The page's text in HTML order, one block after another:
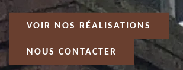
VOIR NOS RÉALISATIONS
NOUS CONTACTER